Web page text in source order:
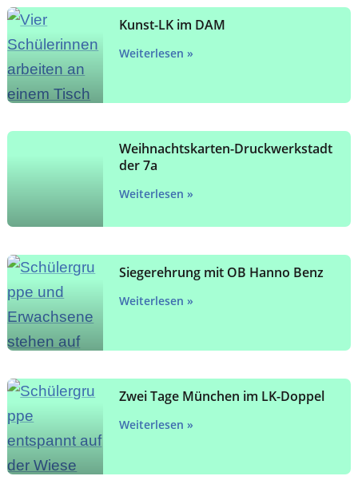
Kunst-LK im DAM
Weiterlesen »
Weihnachtskarten-Druckwerkstadt
der 7a
Weiterlesen »
Siegerehrung mit OB Hanno Benz
Weiterlesen »
Zwei Tage München im LK-Doppel
Weiterlesen »